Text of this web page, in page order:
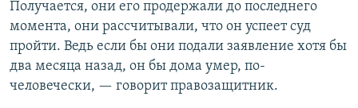
Получается, они его продержали до последнего
момента, они рассчитывали, что он успеет суд
пройти. Ведь если бы они подали заявление хотя бы
два месяца назад, он бы дома умер, по-
человечески, — говорит правозащитник.